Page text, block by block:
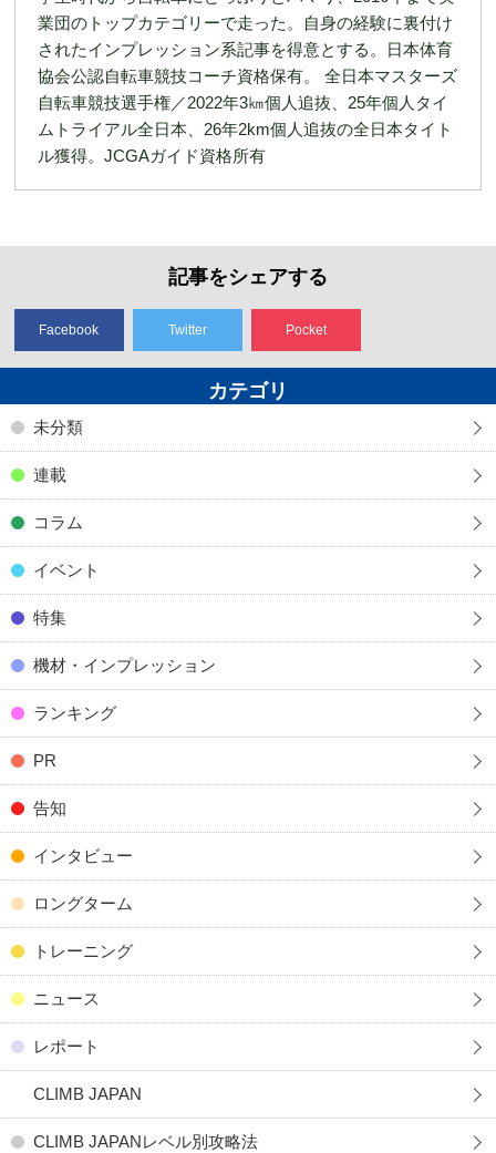
業団のトップカテゴリーで走った。自身の経験に裏付け
されたインプレッション系記事を得意とする。日本体育
協会公認自転車競技コーチ資格保有。 全日本マスターズ
自転車競技選手権／2022年3㎞個人追抜、25年個人タイ
ムトライアル全日本、26年2km個人追抜の全日本タイト
ル獲得。JCGAガイド資格所有
記事をシェアする
Facebook Twitter Pocket
カテゴリ
未分類
連載
コラム
イベント
特集
機材・インプレッション
ランキング
PR
告知
インタビュー
ロングターム
トレーニング
ニュース
レポート
CLIMB JAPAN
CLIMB JAPANレベル別攻略法